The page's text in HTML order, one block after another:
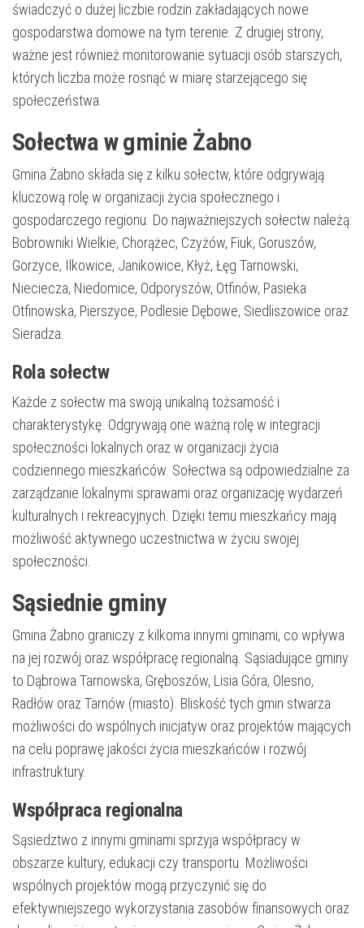
świadczyć o dużej liczbie rodzin zakładających nowe
gospodarstwa domowe na tym terenie. Z drugiej strony,
ważne jest również monitorowanie sytuacji osób starszych,
których liczba może rosnąć w miarę starzejącego się
społeczeństwa.
Sołectwa w gminie Żabno
Gmina Żabno składa się z kilku sołectw, które odgrywają
kluczową rolę w organizacji życia społecznego i
gospodarczego regionu. Do najważniejszych sołectw należą:
Bobrowniki Wielkie, Chorążec, Czyżów, Fiuk, Goruszów,
Gorzyce, Ilkowice, Janikowice, Kłyż, Łęg Tarnowski,
Nieciecza, Niedomice, Odporyszów, Otfinów, Pasieka
Otfinowska, Pierszyce, Podlesie Dębowe, Siedliszowice oraz
Sieradza.
Rola sołectw
Każde z sołectw ma swoją unikalną tożsamość i
charakterystykę. Odgrywają one ważną rolę w integracji
społeczności lokalnych oraz w organizacji życia
codziennego mieszkańców. Sołectwa są odpowiedzialne za
zarządzanie lokalnymi sprawami oraz organizację wydarzeń
kulturalnych i rekreacyjnych. Dzięki temu mieszkańcy mają
możliwość aktywnego uczestnictwa w życiu swojej
społeczności.
Sąsiednie gminy
Gmina Żabno graniczy z kilkoma innymi gminami, co wpływa
na jej rozwój oraz współpracę regionalną. Sąsiadujące gminy
to Dąbrowa Tarnowska, Gręboszów, Lisia Góra, Olesno,
Radłów oraz Tarnów (miasto). Bliskość tych gmin stwarza
możliwości do wspólnych inicjatyw oraz projektów mających
na celu poprawę jakości życia mieszkańców i rozwój
infrastruktury.
Współpraca regionalna
Sąsiedztwo z innymi gminami sprzyja współpracy w
obszarze kultury, edukacji czy transportu. Możliwości
wspólnych projektów mogą przyczynić się do
efektywniejszego wykorzystania zasobów finansowych oraz